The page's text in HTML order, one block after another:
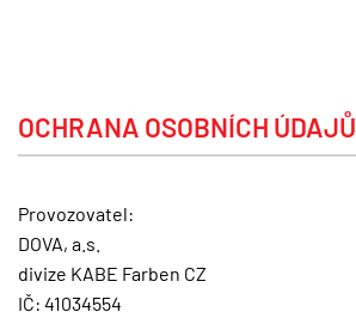
OCHRANA OSOBNÍCH ÚDAJŮ
Provozovatel:
DOVA, a.s.
divize KABE Farben CZ
IČ: 41034554